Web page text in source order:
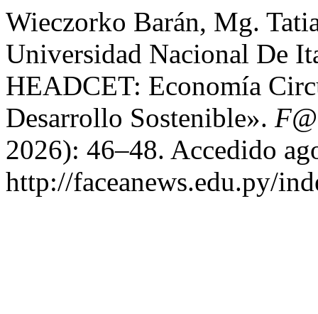
Wieczorko Barán, Mg.
Universidad Nacional De
HEADCET: Economía
Desarrollo Sostenible».
2026): 46–48. Accedido
http://faceanews.edu.py/